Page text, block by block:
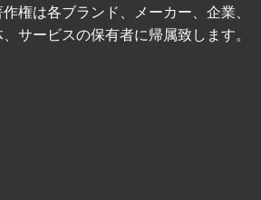
権は各ブランド、メーカー、企業、
、サービスの保有者に帰属致します。